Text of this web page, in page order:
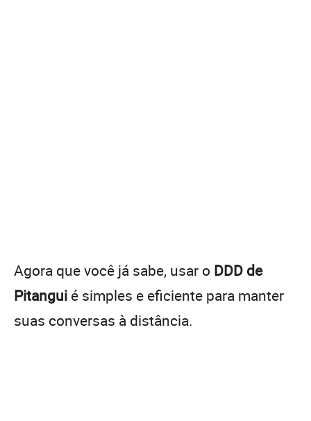
Agora que você já sabe, usar o DDD de
Pitangui é simples e eficiente para manter
suas conversas à distância.